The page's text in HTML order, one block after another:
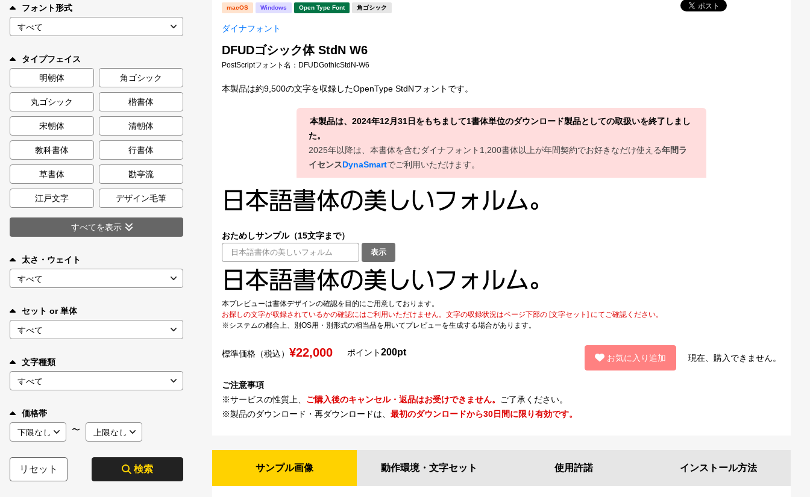
キャンペーン一覧
カート 0
マイページ
お気に入り
ご利用ガイド
お問い合わせ
フォント形式
タイプフェイス
明朝体
角ゴシック
丸ゴシック 楷書体
宋朝体 清朝体
教科書体 行書体
草書体 勘亭流
江戸文字 デザイン毛筆
すべてを表示
太さ・ウェイト
セット or 単体
文字種類
価格帯
〜
リセット 検索
macOS Windows Open Type Font 角ゴシック
ダイナフォント
DFUDゴシック体 StdN W6
PostScriptフォント名： DFUDGothicStdN-W6
本製品は約9,500の文字を収録したOpenType StdNフォントです。
本製品は、2024年12月31日をもちまして1書体単位のダウンロード製品としての取扱いを終了しまし
た。
2025年以降は、本書体を含むダイナフォント1,200書体以上が年間契約でお好きなだけ使える年間ラ
イセンスDynaSmartでご利用いただけます。
おためしサンプル（15文字まで）
表示
本プレビューは書体デザインの確認を目的にご用意しております。
お探しの文字が収録されているかの確認にはご利用いただけません。文字の収録状況はページ下部の [文字セット] にてご確認ください。
※システムの都合上、別OS用・別形式の相当品を用いてプレビューを生成する場合があります。
標準価格（税込） ¥22,000 ポイント200pt
お気に入り追加 現在、購入できません。
ご注意事項
※サービスの性質上、 ご購入後のキャンセル・返品はお受けできません。
ご了承ください。
※製品のダウンロード・再ダウンロードは、 最初のダウンロードから30日間に限り有効です。
サンプル画像 動作環境・ 文字セット 使用許諾 インストール方法